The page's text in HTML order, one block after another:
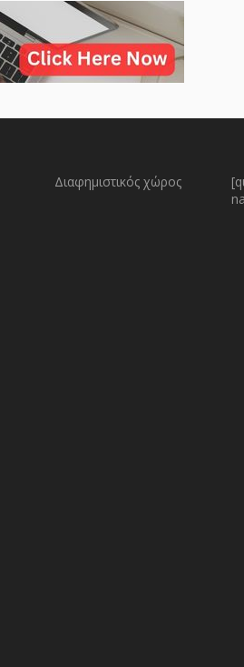
Διαφημιστικός χώρος